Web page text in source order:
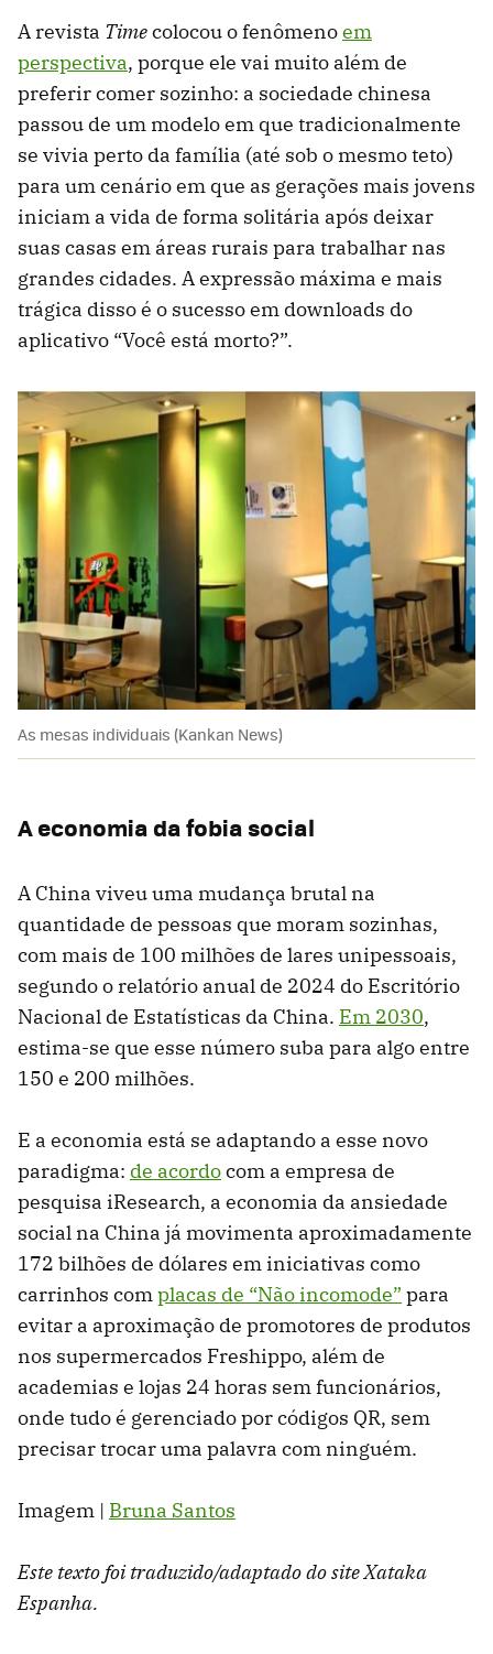
A revista Timecolocou o fenômenoem
perspectiva, porque ele vai muito além de
preferir comer sozinho: a sociedade chinesa
passou de um modelo em que tradicionalmente
se vivia perto da família (até sob o mesmo teto)
para um cenário em que as gerações mais jovens
iniciam a vida de forma solitária após deixar
suas casas em áreas rurais para trabalhar nas
grandes cidades. A expressão máxima e mais
trágica disso é o sucesso em downloads do
aplicativo “Você está morto?”.
As mesas individuais (Kankan News)
A economia da fobia social
A China viveu uma mudança brutal na
quantidade de pessoas que moram sozinhas,
com mais de 100 milhões de lares unipessoais,
segundo o relatório anual de 2024 do Escritório
Nacional de Estatísticas da China. Em 2030,
estima-se que esse número suba para algo entre
150 e 200 milhões.
E a economia está se adaptando a esse novo
paradigma: de acordocom a empresa de
pesquisa iResearch, a economia da ansiedade
social na China já movimenta aproximadamente
172 bilhões de dólares em iniciativas como
carrinhos complacas de “Não incomode” para
evitar a aproximação de promotores de produtos
nos supermercados Freshippo, além de
academias e lojas 24 horas sem funcionários,
onde tudo é gerenciado por códigos QR, sem
precisar trocar uma palavra com ninguém.
Imagem | Bruna Santos
Este texto foi traduzido/adaptado do site Xataka
Espanha.